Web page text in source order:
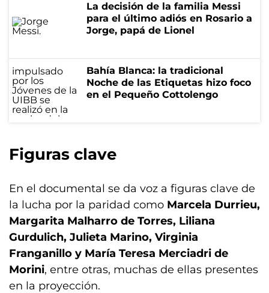
La decisión de la familia Messi
para el último adiós en Rosario a
Jorge, papá de Lionel
Bahía Blanca: la tradicional
Noche de las Etiquetas hizo foco
en el Pequeño Cottolengo
Figuras clave
En el documental se da voz a figuras clave de
la lucha por la paridad como Marcela Durrieu,
Margarita Malharro de Torres, Liliana
Gurdulich, Julieta Marino, Virginia
Franganillo y María Teresa Merciadri de
Morini, entre otras, muchas de ellas presentes
en la proyección.